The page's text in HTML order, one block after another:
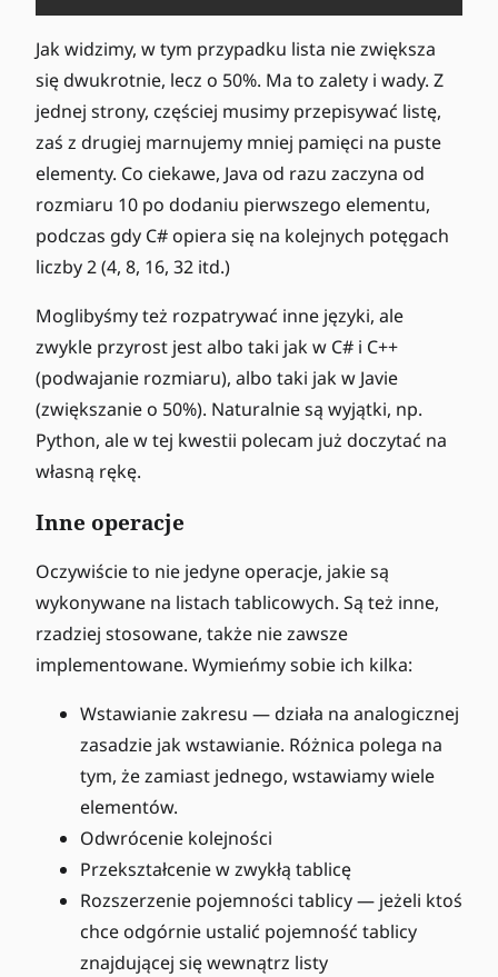
Jak widzimy, w tym przypadku lista nie zwiększa
się dwukrotnie, lecz o 50%. Ma to zalety i wady. Z
jednej strony, częściej musimy przepisywać listę,
zaś z drugiej marnujemy mniej pamięci na puste
elementy. Co ciekawe, Java od razu zaczyna od
rozmiaru 10 po dodaniu pierwszego elementu,
podczas gdy C# opiera się na kolejnych potęgach
liczby 2 (4, 8, 16, 32 itd.)
Moglibyśmy też rozpatrywać inne języki, ale
zwykle przyrost jest albo taki jak w C# i C++
(podwajanie rozmiaru), albo taki jak w Javie
(zwiększanie o 50%). Naturalnie są wyjątki, np.
Python, ale w tej kwestii polecam już doczytać na
własną rękę.
Inne operacje
Oczywiście to nie jedyne operacje, jakie są
wykonywane na listach tablicowych. Są też inne,
rzadziej stosowane, także nie zawsze
implementowane. Wymieńmy sobie ich kilka:
Wstawianie zakresu — działa na analogicznej
zasadzie jak wstawianie. Różnica polega na
tym, że zamiast jednego, wstawiamy wiele
elementów.
Odwrócenie kolejności
Przekształcenie w zwykłą tablicę
Rozszerzenie pojemności tablicy — jeżeli ktoś
chce odgórnie ustalić pojemność tablicy
znajdującej się wewnątrz listy